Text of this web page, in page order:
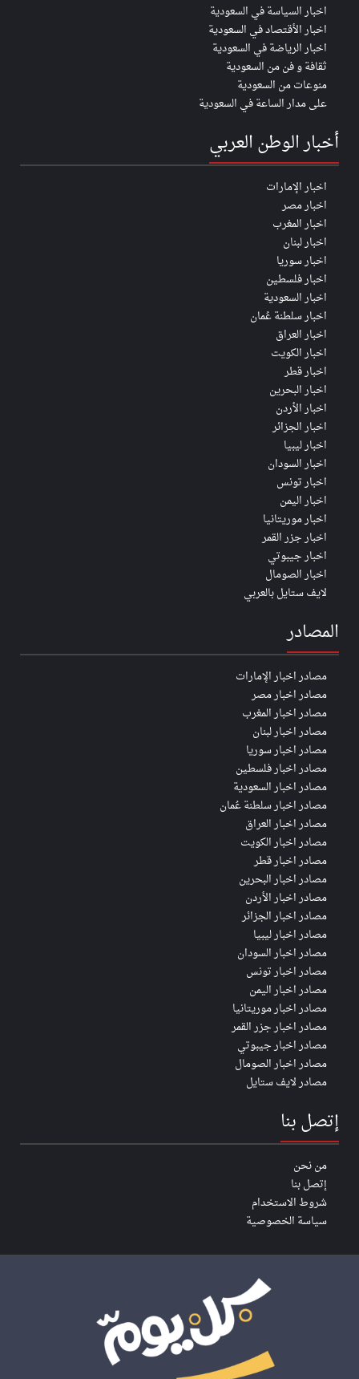
اخبار السياسة في السعودية
اخبار الأقتصاد في السعودية
اخبار الرياضة في السعودية
ثقافة و فن من السعودية
منوعات من السعودية
على مدار الساعة في السعودية
أخبار الوطن العربي
اخبار الإمارات
اخبار مصر
اخبار المغرب
اخبار لبنان
اخبار سوريا
اخبار فلسطين
اخبار السعودية
اخبار سلطنة عُمان
اخبار العراق
اخبار الكويت
اخبار قطر
اخبار البحرين
اخبار الأردن
اخبار الجزائر
اخبار ليبيا
اخبار السودان
اخبار تونس
اخبار اليمن
اخبار موريتانيا
اخبار جزر القمر
اخبار جيبوتي
اخبار الصومال
لايف ستايل بالعربي
المصادر
مصادر اخبار الإمارات
مصادر اخبار مصر
مصادر اخبار المغرب
مصادر اخبار لبنان
مصادر اخبار سوريا
مصادر اخبار فلسطين
مصادر اخبار السعودية
مصادر اخبار سلطنة عُمان
مصادر اخبار العراق
مصادر اخبار الكويت
مصادر اخبار قطر
مصادر اخبار البحرين
مصادر اخبار الأردن
مصادر اخبار الجزائر
مصادر اخبار ليبيا
مصادر اخبار السودان
مصادر اخبار تونس
مصادر اخبار اليمن
مصادر اخبار موريتانيا
مصادر اخبار جزر القمر
مصادر اخبار جيبوتي
مصادر اخبار الصومال
مصادر لايف ستايل
إتصل بنا
من نحن
إتصل بنا
شروط الاستخدام
سياسة الخصوصية